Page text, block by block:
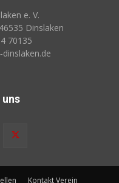
e. V.
Dinslaken
70135
Kontakt Verein